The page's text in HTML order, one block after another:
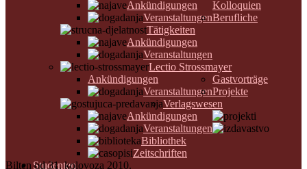
Kolloquien
Ankündigungen
VeranstaltungenBerufliche
Tätigkeiten
Ankündigungen
Veranstaltungen
Lectio Strossmayer
Ankündigungen
Veranstaltungen
Gastvorträge
Ankündigungen
Veranstaltungen
Projekte
Verlagswesen
Bibliothek
Zeitschriften
Studenten
Bilten od 31. kolovoza 2010.